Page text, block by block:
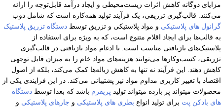
مزایای دوگانه کاهش اثرات زیست‌محیطی و ایجاد درآمد قابل‌توجه را ارائه
می‌کنند. قالب‌گیری تزریقی، یک فرآیند تولید همه‌کاره است که شامل ذوب
گرانول های پلاستیکی و مواد پلاستیکی و تزریق توسط دستگاه تزریق پلاستیک
به قالب‌ها برای ایجاد اقلام متنوع است، که به‌ ویژه برای استفاده از
پلاستیک‌های بازیافتی مناسب است. با ادغام مواد بازیافتی در قالب‌گیری
تزریقی، کسب‌وکارها می‌توانند هزینه‌های مواد خام را به میزان قابل توجهی
کاهش دهند. این فرآیند نه تنها به کاهش زباله‌ها کمک می‌کند، بلکه از اصول
اقتصاد با تغییر کاربری مداوم مواد نیز پشتیبانی می‌کند. در این فرایندی یکی از
محصولات میتواند پر بازده میتواند تولید پریفرم باشد که بعدا توسط دستگاه
های بادکن پت برای تولید انواع بطری های پلاستیکی و جارهای پلاستیکی و